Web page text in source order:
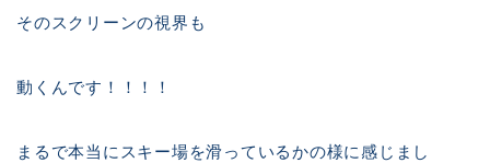
そのスクリーンの視界も
動くんです！！！！
まるで本当にスキー場を滑っているかの様に感じまし